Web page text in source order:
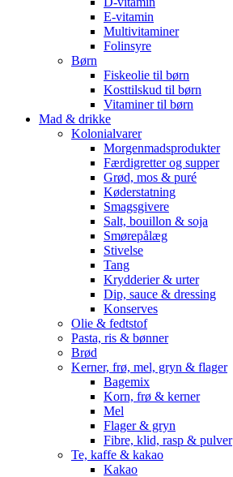
E-vitamin
Multivitaminer
Folinsyre
Børn
Fiskeolie til børn
Kosttilskud til børn
Vitaminer til børn
Mad & drikke
Kolonialvarer
Morgenmadsprodukter
Færdigretter og supper
Grød, mos & puré
Køderstatning
Smagsgivere
Salt, bouillon & soja
Smørepålæg
Stivelse
Tang
Krydderier & urter
Dip, sauce & dressing
Konserves
Olie & fedtstof
Pasta, ris & bønner
Brød
Kerner, frø, mel, gryn & flager
Bagemix
Korn, frø & kerner
Mel
Flager & gryn
Fibre, klid, rasp & pulver
Te, kaffe & kakao
Kakao